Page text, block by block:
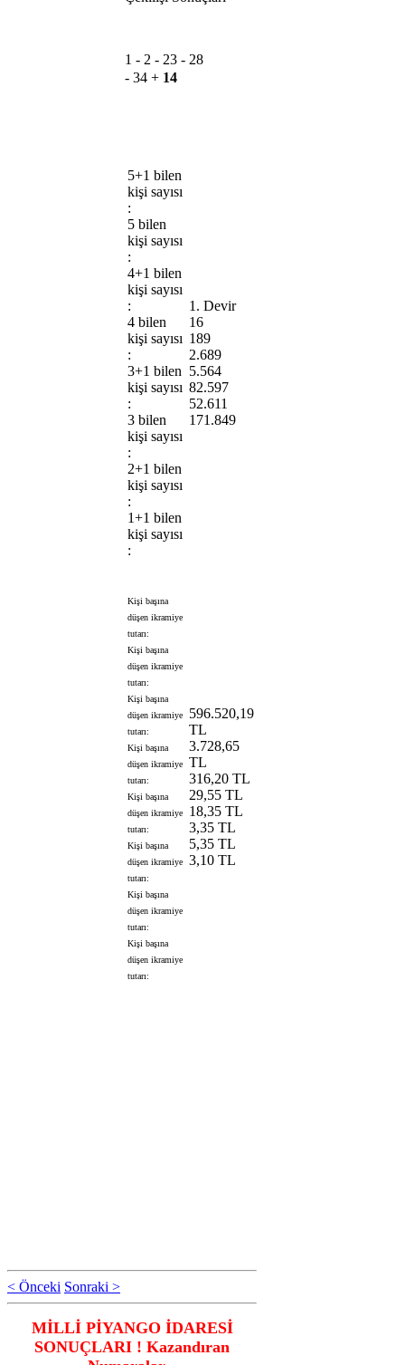
1 - 2 - 23 - 28
- 34 + 14
5+1 bilen
kişi sayısı
:
5 bilen
kişi sayısı
:
4+1 bilen
kişi sayısı
:
4 bilen
kişi sayısı
:
3+1 bilen
kişi sayısı
:
3 bilen
kişi sayısı
:
2+1 bilen
kişi sayısı
:
1+1 bilen
kişi sayısı
:
1. Devir
16
189
2.689
5.564
82.597
52.611
171.849
Kişi başına
düşen ikramiye
tutarı:
Kişi başına
düşen ikramiye
tutarı:
Kişi başına
düşen ikramiye
tutarı:
Kişi başına
düşen ikramiye
tutarı:
Kişi başına
düşen ikramiye
tutarı:
Kişi başına
düşen ikramiye
tutarı:
Kişi başına
düşen ikramiye
tutarı:
Kişi başına
düşen ikramiye
tutarı:
596.520,19
TL
3.728,65
TL
316,20 TL
29,55 TL
18,35 TL
3,35 TL
5,35 TL
3,10 TL
< Önceki Sonraki >
MİLLİ PİYANGO İDARESİ
SONUÇLARI ! Kazandıran